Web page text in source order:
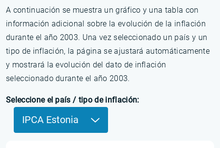
A continuación se muestra un gráfico y una tabla con
información adicional sobre la evolución de la inflación
durante el año 2003. Una vez seleccionado un país y un
tipo de inflación, la página se ajustará automáticamente
y mostrará la evolución del dato de inflación
seleccionado durante el año 2003.
Seleccione el país / tipo de inflación:
IPCA Estonia